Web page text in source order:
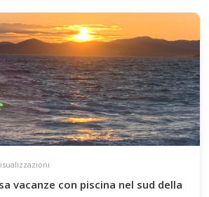
vacanze con piscina nel sud della